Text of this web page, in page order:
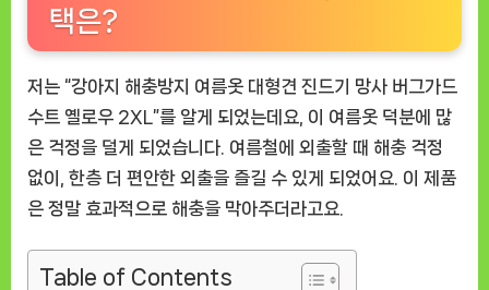
택은?
저는 “강아지 해충방지 여름옷 대형견 진드기 망사 버그가드
수트 옐로우 2XL”를 알게 되었는데요, 이 여름옷 덕분에 많
은 걱정을 덜게 되었습니다. 여름철에 외출할 때 해충 걱정
없이, 한층 더 편안한 외출을 즐길 수 있게 되었어요. 이 제품
은 정말 효과적으로 해충을 막아주더라고요.
Table of Contents